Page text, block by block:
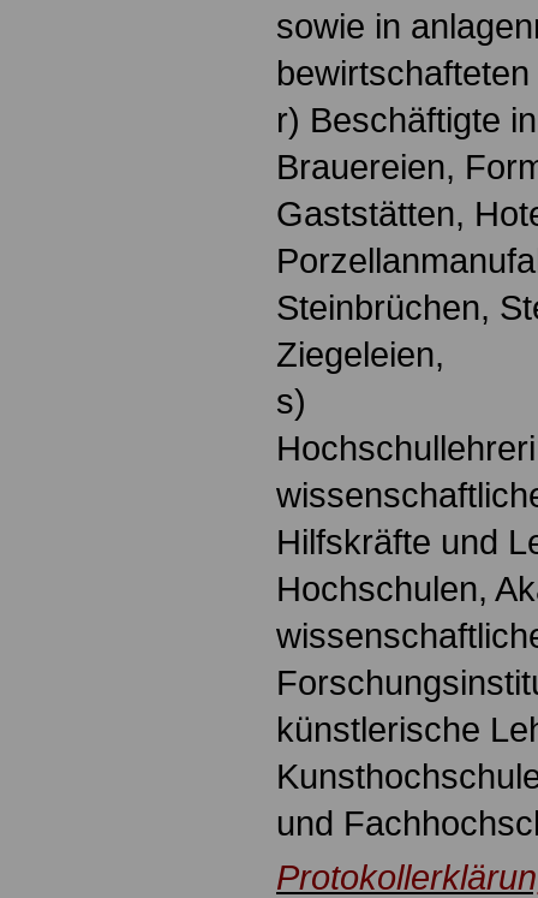
sowie in
r) Beschäftigte
Brauereien,
Gaststätten,
Steinbrüchen,
Ziegeleien,
s)
Hilfskräfte und
Hochschulen,
künstlerische
und